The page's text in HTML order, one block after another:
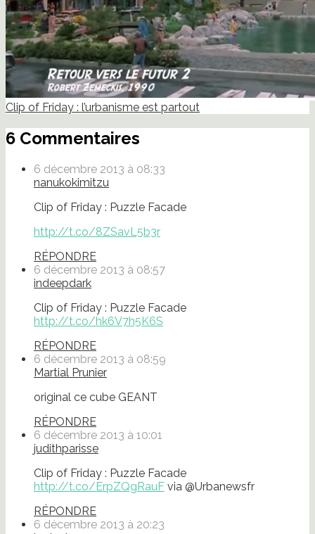
Clip of Friday : l’urbanisme est partout
6 Commentaires
6 décembre 2013 à 08:33
nanukokimitzu
Clip of Friday : Puzzle Facade
http://t.co/8ZSavL5b3r
RÉPONDRE
6 décembre 2013 à 08:57
indeepdark
Clip of Friday : Puzzle Facade
http://t.co/hk6V7h5K6S
RÉPONDRE
6 décembre 2013 à 08:59
Martial Prunier
original ce cube GEANT
RÉPONDRE
6 décembre 2013 à 10:01
judithparisse
Clip of Friday : Puzzle Facade
http://t.co/ErpZQgRauF via @Urbanewsfr
RÉPONDRE
6 décembre 2013 à 20:23